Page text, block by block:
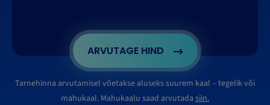
ARVUTAGE HIND
Tarnehinna arvutamisel võetakse aluseks suurem kaal – tegelik või
mahukaal. Mahukaalu saad arvutada siin.